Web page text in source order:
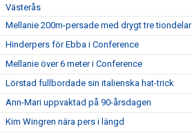
Västerås
Mellanie 200m-persade med drygt tre tiondelar
Hinderpers för Ebba i Conference
Mellanie över 6 meter i Conference
Lörstad fullbordade sin italienska hat-trick
Ann-Mari uppvaktad på 90-årsdagen
Kim Wingren nära pers i längd